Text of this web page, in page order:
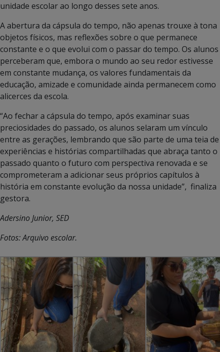
unidade escolar ao longo desses sete anos.
A abertura da cápsula do tempo, não apenas trouxe à tona
objetos físicos, mas reflexões sobre o que permanece
constante e o que evolui com o passar do tempo. Os alunos
perceberam que, embora o mundo ao seu redor estivesse
em constante mudança, os valores fundamentais da
educação, amizade e comunidade ainda permanecem como
alicerces da escola.
“Ao fechar a cápsula do tempo, após examinar suas
preciosidades do passado, os alunos selaram um vínculo
entre as gerações, lembrando que são parte de uma teia de
experiências e histórias compartilhadas que abraça tanto o
passado quanto o futuro com perspectiva renovada e se
comprometeram a adicionar seus próprios capítulos à
história em constante evolução da nossa unidade”, finaliza
gestora.
Adersino Junior, SED
Fotos: Arquivo escolar.